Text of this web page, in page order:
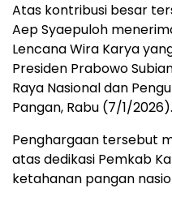
Atas kontribusi besar
Aep Syaepuloh
Lencana Wira Karya
Presiden Prabowo
Raya Nasional dan
Pangan, Rabu (7/1/2026).
Penghargaan tersebut
atas dedikasi Pemkab
ketahanan pangan